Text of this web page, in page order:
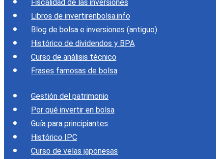
Fiscalidad de las inversiones
Libros de invertirenbolsa.info
Blog de bolsa e inversiones (antiguo)
Histórico de dividendos y BPA
Curso de análisis técnico
Frases famosas de bolsa
Gestión del patrimonio
Por qué invertir en bolsa
Guía para principiantes
Histórico IPC
Curso de velas japonesas